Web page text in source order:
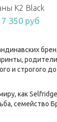
K2 Black
7 350 руб
и строгого
как